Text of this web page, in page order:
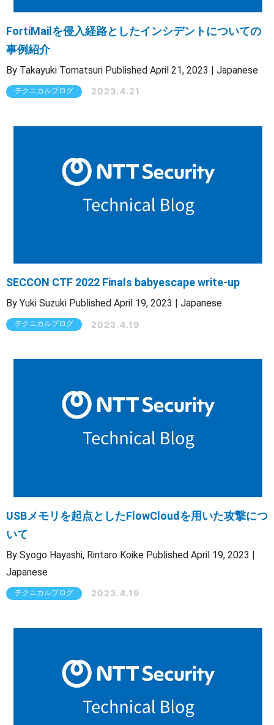
FortiMailを侵入経路としたインシデントについての
事例紹介
By Takayuki Tomatsuri Published April 21, 2023 | Japanese
テクニカルブログ 2023.4.21
SECCON CTF 2022 Finals babyescape write-up
By Yuki Suzuki Published April 19, 2023 | Japanese
テクニカルブログ 2023.4.19
USBメモリを起点としたFlowCloudを用いた攻撃につ
いて
By Syogo Hayashi, Rintaro Koike Published April 19, 2023 |
Japanese
テクニカルブログ 2023.4.19